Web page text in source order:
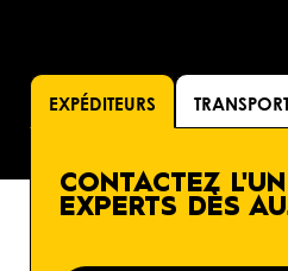
EXPÉDITEURS
CONTACTEZ
EXPERTS DÈS